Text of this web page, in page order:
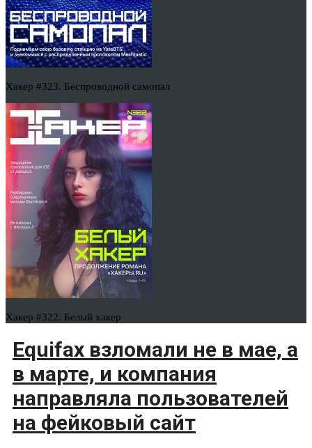
Хакер #323. Беспроводной самопал
Хакер #322. Белый хакер
Equifax взломали не в мае, а
в марте, и компания
направляла пользователей
на фейковый сайт